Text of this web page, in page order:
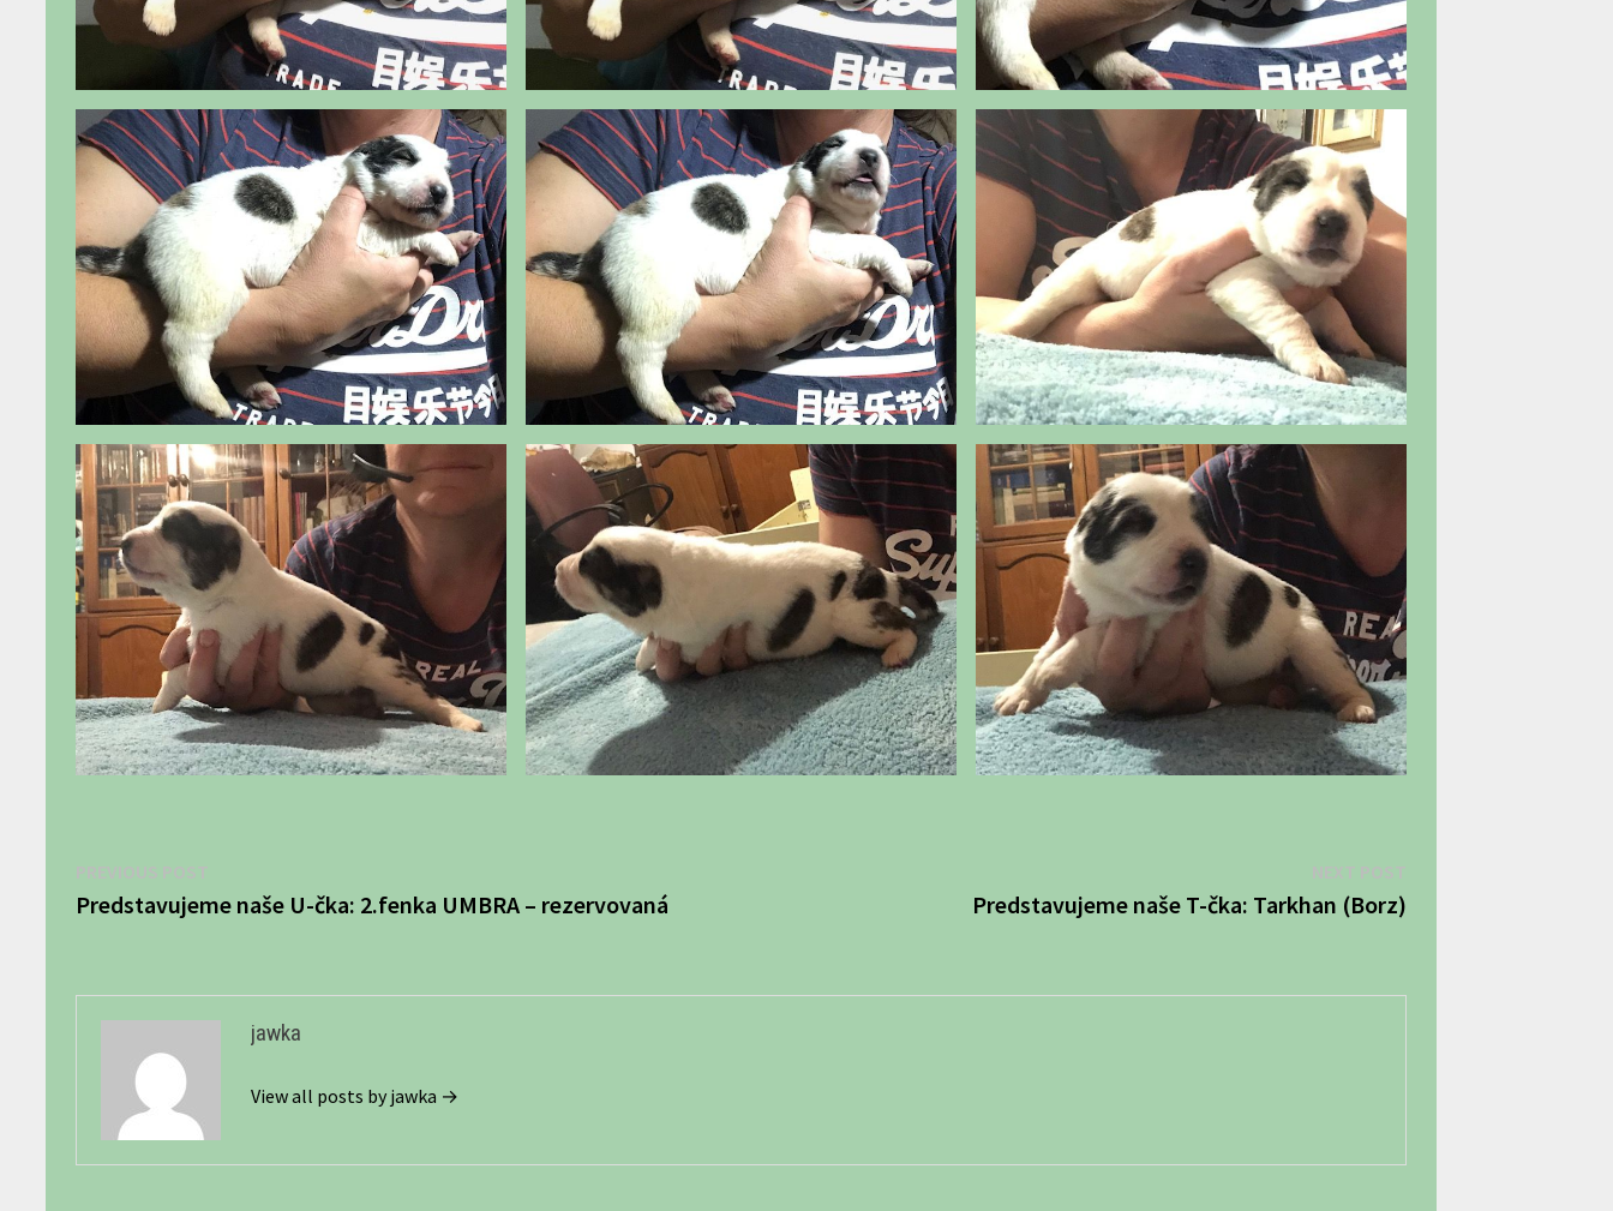
v
post:
Predstavujeme naše U-čka: 2.fenka UMBRA – rezervovaná
post:
Predstavujeme naše T-čka: Tarkhan (Borz)
jawka
View all posts by jawka →